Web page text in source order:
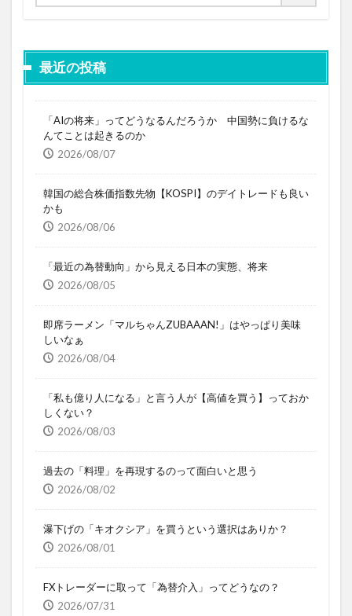
最近の投稿
「AIの将来」ってどうなるんだろうか 中国勢に負けるな
んてことは起きるのか
2026/08/07
韓国の総合株価指数先物【KOSPI】のデイトレードも良い
かも
2026/08/06
「最近の為替動向」から見える日本の実態、将来
2026/08/05
即席ラーメン「マルちゃんZUBAAAN!」はやっぱり美味
しいなぁ
2026/08/04
「私も億り人になる」と言う人が【高値を買う】っておか
しくない？
2026/08/03
過去の「料理」を再現するのって面白いと思う
2026/08/02
瀑下げの「キオクシア」を買うという選択はありか？
2026/08/01
FXトレーダーに取って「為替介入」ってどうなの？
2026/07/31